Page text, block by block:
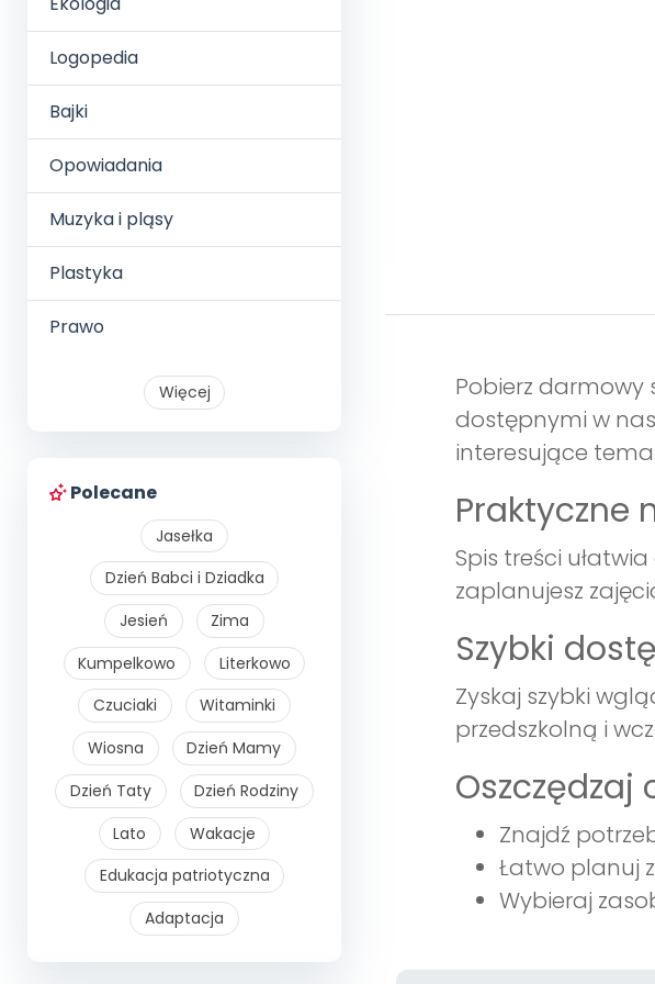
Logopedia
Bajki
Opowiadania
Muzyka i pląsy
Plastyka
Prawo
Więcej
Polecane
Jasełka
Dzień Babci i Dziadka
Jesień
Zima
Kumpelkowo
Literkowo
Czuciaki
Witaminki
Wiosna
Dzień Mamy
Dzień Taty
Dzień Rodziny
Lato
Wakacje
Edukacja patriotyczna
Adaptacja
Pobierz darmowy
dostępnymi w
interesujące
Praktyczne
Spis treści
zaplanujesz
Szybki
Zyskaj szybki
przedszkolną i
Oszczędzaj
Znajdź
Łatwo planuj
Wybieraj